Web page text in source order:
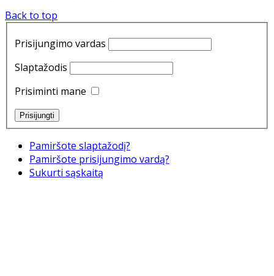
Back to top
Prisijungimo vardas
Slaptažodis
Prisiminti mane
Pamiršote slaptažodį?
Pamiršote prisijungimo vardą?
Sukurti sąskaitą